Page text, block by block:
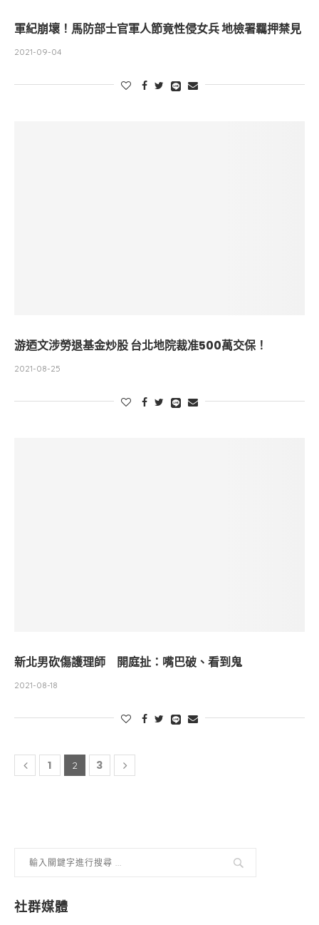
軍紀崩壞！馬防部士官軍人節竟性侵女兵 地檢署羈押禁見
2021-09-04
游迺文涉勞退基金炒股 台北地院裁准500萬交保！
2021-08-25
新北男砍傷護理師 開庭扯：嘴巴破、看到鬼
2021-08-18
1 2 3
社群媒體